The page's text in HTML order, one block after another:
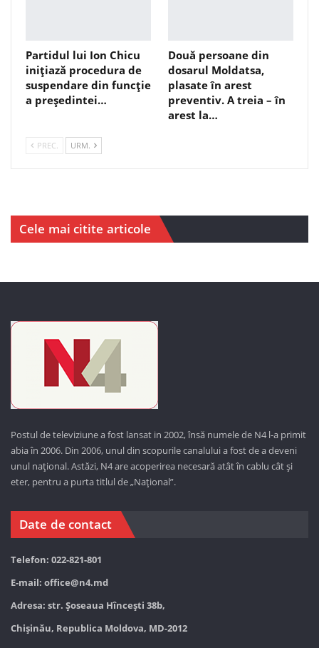
Partidul lui Ion Chicu
inițiază procedura de
suspendare din funcție
a președintei…
Două persoane din
dosarul Moldatsa,
plasate în arest
preventiv. A treia – în
arest la…
PREC. URM.
Cele mai citite articole
Postul de televiziune a fost lansat in 2002, însă numele de N4 l-a primit
abia în 2006. Din 2006, unul din scopurile canalului a fost de a deveni
unul național. Astăzi, N4 are acoperirea necesară atât în cablu cât și
eter, pentru a purta titlul de „Național”.
Date de contact
Telefon: 022-821-801
E-mail: office@n4.md
Adresa: str. Șoseaua Hînceşti 38b,
Chișinău, Republica Moldova, MD-2012